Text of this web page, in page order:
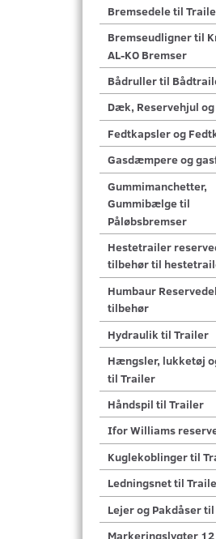
Bremsedele til
Bremseudligner til
AL-KO Bremser
Bådruller til
Dæk, Reservehjul
Fedtkapsler og
Gasdæmpere og
Gummimanchetter,
Gummibælge til
Påløbsbremser
Hestetrailer
tilbehør til
Humbaur
tilbehør
Hydraulik til Trailer
Hængsler, lukketøj
til Trailer
Håndspil til Trailer
Ifor Williams
Kuglekoblinger til
Ledningsnet til
Lejer og Pakdåser
Markeringslygter 12